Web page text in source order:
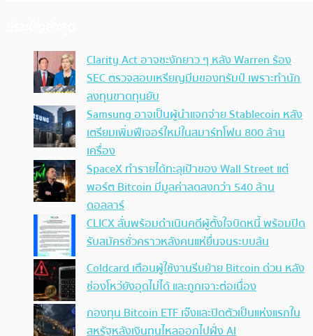
Clarity Act อาจชะงักยาว ๆ หลัง Warren ร้อง
SEC ตรวจสอบเหรียญมีมของทรัมป์ เพราะทำนัก
ลงทุนขาดทุนยับ
Samsung อาจเป็นผู้นำแจกจ่าย Stablecoin หลัง
เตรียมเพิ่มฟีเจอร์ใหม่ในสมาร์ทโฟน 800 ล้าน
เครื่อง
SpaceX ทำรายได้ทะลุเป้าของ Wall Street แต่
พอร์ต Bitcoin มีมูลค่าลดลงกว่า 540 ล้าน
ดอลลาร์
CLICX ลั่นพร้อมดำเนินคดีผู้ตั้งใจบิดหนี้ พร้อมปิด
รับสมัครชั่วคราวหลังคนแห่ยื่นจนระบบล้น
Coldcard เตือนผู้ใช้งานรีบย้าย Bitcoin ด่วน หลัง
ช่องโหว่ยังอุดไม่ได้ และถูกเจาะต่อเนื่อง
กองทุน Bitcoin ETF เจ๊งและปิดตัวเป็นแห่งแรกใน
สหรัฐหลังเงินทุนไหลออกไปฝั่ง AI